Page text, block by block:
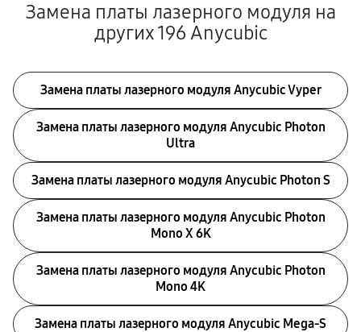
Замена платы лазерного модуля на
других 196 Anycubic
Замена платы лазерного модуля Anycubic Vyper
Замена платы лазерного модуля Anycubic Photon
Ultra
Замена платы лазерного модуля Anycubic Photon S
Замена платы лазерного модуля Anycubic Photon
Mono X 6K
Замена платы лазерного модуля Anycubic Photon
Mono 4K
Замена платы лазерного модуля Anycubic Mega-S